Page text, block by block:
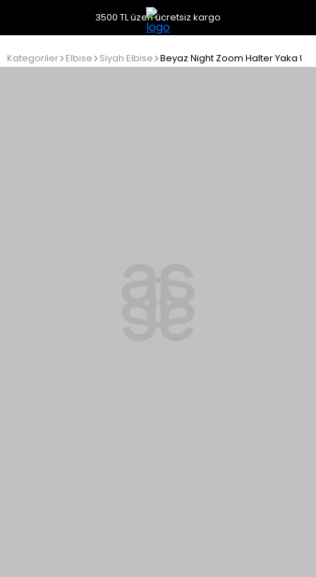
3500 TL üzeri ücretsiz kargo
Kategoriler Elbise Siyah Elbise Beyaz Night Zoom Halter Yaka